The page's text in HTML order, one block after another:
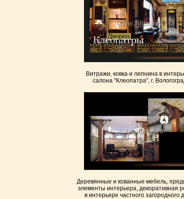
Витражи, ковка и лепнина в
салона "Клеопатра", г.
Деревянные и кованные мебель,
элементы интерьера, декоративная
в интерьере частного загородного